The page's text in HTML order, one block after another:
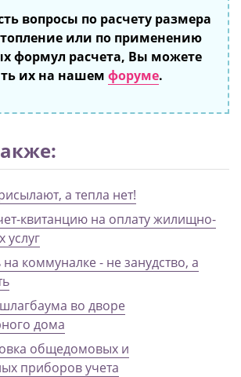
вопросы по расчету размера
или по применению
формул расчета, Вы можете
их на нашем форуме.
а тепла нет!
квитанцию на оплату жилищно-
услуг
коммуналке - не занудство, а
во дворе
дома
общедомовых и
приборов учета